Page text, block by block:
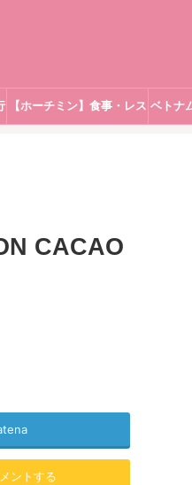
【ホーチミン】食事・レス ベトナ
CACAO
ントする